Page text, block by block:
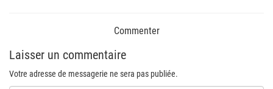
Commenter
Laisser un commentaire
Votre adresse de messagerie ne sera pas publiée.